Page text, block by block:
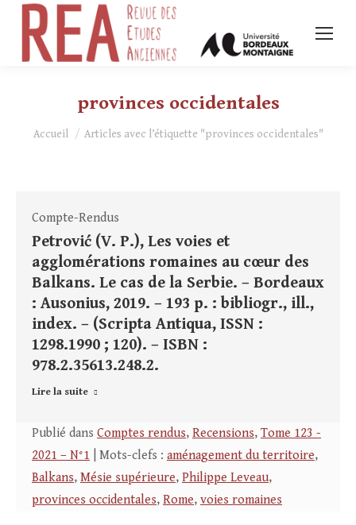
provinces occidentales
Vous êtes ici :
Accueil Articles avec l’étiquette "provinces occidentales"
Compte-Rendus
Petrović (V. P.), Les voies et
agglomérations romaines au cœur des
Balkans. Le cas de la Serbie. – Bordeaux
: Ausonius, 2019. – 193 p. : bibliogr., ill.,
index. – (Scripta Antiqua, ISSN :
1298.1990 ; 120). – ISBN :
978.2.35613.248.2.
Lire la suite
Publié dans Comptes rendus, Recensions, Tome 123 -
2021 – N°1 | Mots-clefs : aménagement du territoire,
Balkans, Mésie supérieure, Philippe Leveau,
provinces occidentales, Rome, voies romaines